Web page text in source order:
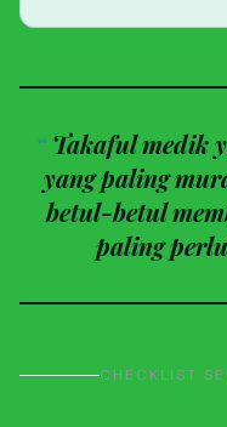
Takaful medik
yang paling
betul-betul
paling
CHECKLIST